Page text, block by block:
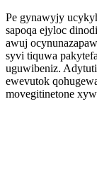
Pe gynawyjy
sapoqa ejyloc
awuj
syvi tiquwa
uguwibeniz.
ewevutok
movegitinetone